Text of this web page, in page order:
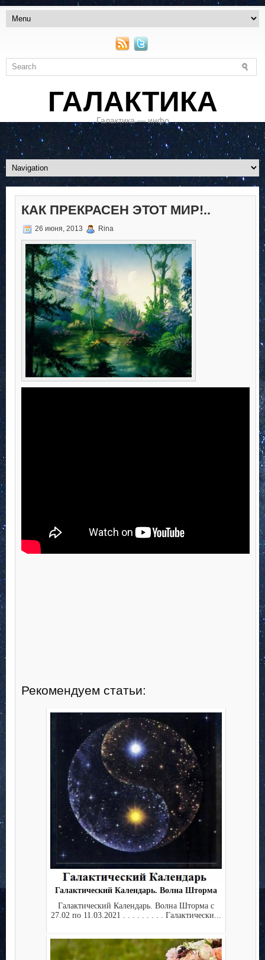
ГАЛАКТИКА
Галактика — инфо
КАК ПРЕКРАСЕН ЭТОТ МИР!..
26 июня, 2013 Rina
Рекомендуем статьи:
Галактический Календарь. Волна Шторма
Галактический Календарь. Волна Шторма с
27.02 по 11.03.2021 . . . . . . . . . Галактически...